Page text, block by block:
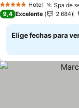
5 Estrellas Hotel Spa de
9,4 Excelente 2.684
Elige fechas para